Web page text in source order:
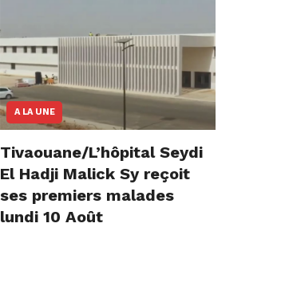
A LA UNE
Tivaouane/L’hôpital Seydi
El Hadji Malick Sy reçoit
ses premiers malades
lundi 10 Août